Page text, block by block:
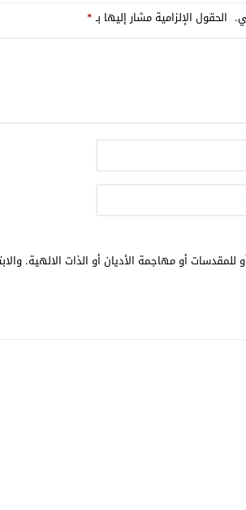
الحقول الإلزامية مشار إليها بـ*
للمقدسات أو مهاجمة الأديان أو الذات الالهية.